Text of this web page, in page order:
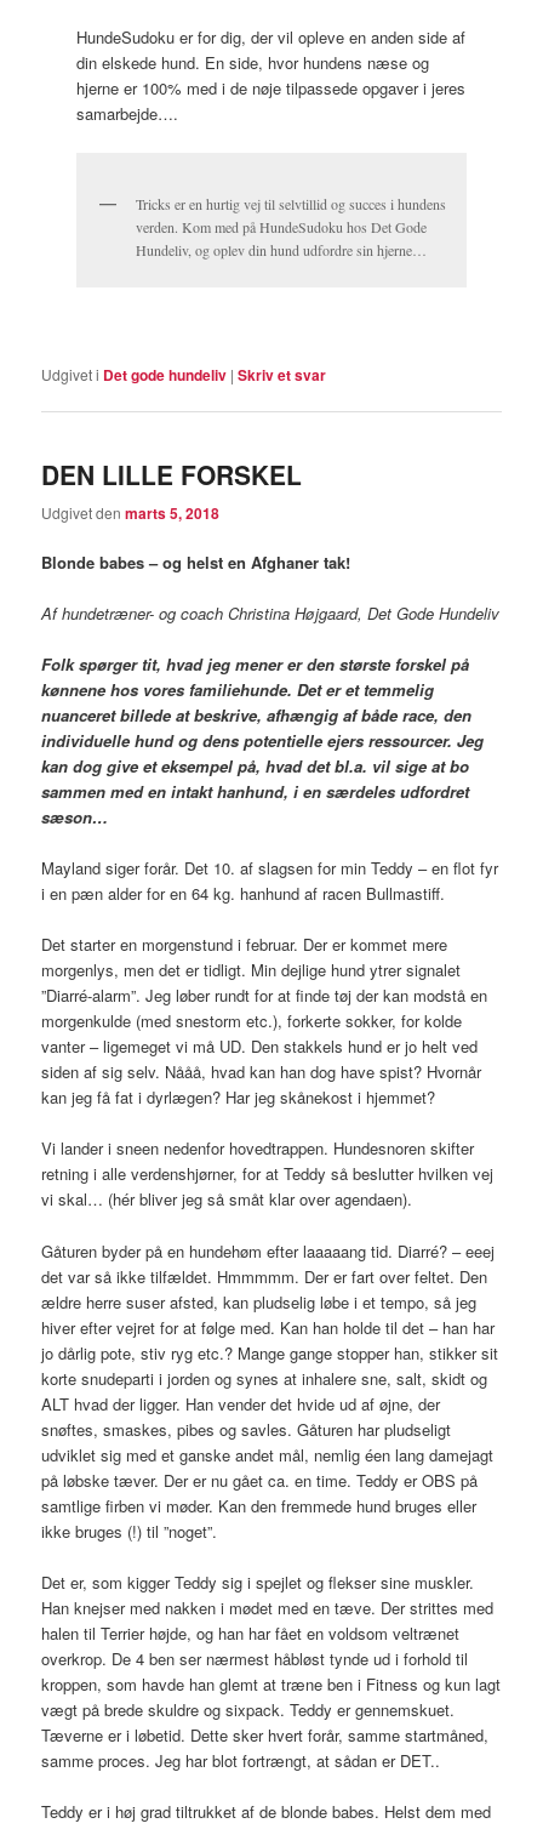
HundeSudoku er for dig, der vil opleve en anden side af
din elskede hund. En side, hvor hundens næse og
hjerne er 100% med i de nøje tilpassede opgaver i jeres
samarbejde….
Tricks er en hurtig vej til selvtillid og succes i hundens
verden. Kom med på HundeSudoku hos Det Gode
Hundeliv, og oplev din hund udfordre sin hjerne…
Udgivet i Det gode hundeliv |Skriv et svar
DEN LILLE FORSKEL
Udgivet denmarts 5, 2018
Blonde babes – og helst en Afghaner tak!
Af hundetræner- og coach Christina Højgaard, Det Gode Hundeliv
Folk spørger tit, hvad jeg mener er den største forskel på
kønnene hos vores familiehunde. Det er et temmelig
nuanceret billede at beskrive, afhængig af både race, den
individuelle hund og dens potentielle ejers ressourcer. Jeg
kan dog give et eksempel på, hvad det bl.a. vil sige at bo
sammen med en intakt hanhund, i en særdeles udfordret
sæson…
Mayland siger forår. Det 10. af slagsen for min Teddy – en flot fyr
i en pæn alder for en 64 kg. hanhund af racen Bullmastiff.
Det starter en morgenstund i februar. Der er kommet mere
morgenlys, men det er tidligt. Min dejlige hund ytrer signalet
”Diarré-alarm”. Jeg løber rundt for at finde tøj der kan modstå en
morgenkulde (med snestorm etc.), forkerte sokker, for kolde
vanter – ligemeget vi må UD. Den stakkels hund er jo helt ved
siden af sig selv. Nååå, hvad kan han dog have spist? Hvornår
kan jeg få fat i dyrlægen? Har jeg skånekost i hjemmet?
Vi lander i sneen nedenfor hovedtrappen. Hundesnoren skifter
retning i alle verdenshjørner, for at Teddy så beslutter hvilken vej
vi skal… (hér bliver jeg så småt klar over agendaen).
Gåturen byder på en hundehøm efter laaaaang tid. Diarré? – eeej
det var så ikke tilfældet. Hmmmmm. Der er fart over feltet. Den
ældre herre suser afsted, kan pludselig løbe i et tempo, så jeg
hiver efter vejret for at følge med. Kan han holde til det – han har
jo dårlig pote, stiv ryg etc.? Mange gange stopper han, stikker sit
korte snudeparti i jorden og synes at inhalere sne, salt, skidt og
ALT hvad der ligger. Han vender det hvide ud af øjne, der
snøftes, smaskes, pibes og savles. Gåturen har pludseligt
udviklet sig med et ganske andet mål, nemlig éen lang damejagt
på løbske tæver. Der er nu gået ca. en time. Teddy er OBS på
samtlige firben vi møder. Kan den fremmede hund bruges eller
ikke bruges (!) til ”noget”.
Det er, som kigger Teddy sig i spejlet og flekser sine muskler.
Han knejser med nakken i mødet med en tæve. Der strittes med
halen til Terrier højde, og han har fået en voldsom veltrænet
overkrop. De 4 ben ser nærmest håbløst tynde ud i forhold til
kroppen, som havde han glemt at træne ben i Fitness og kun lagt
vægt på brede skuldre og sixpack. Teddy er gennemskuet.
Tæverne er i løbetid. Dette sker hvert forår, samme startmåned,
samme proces. Jeg har blot fortrængt, at sådan er DET..
Teddy er i høj grad tiltrukket af de blonde babes. Helst dem med